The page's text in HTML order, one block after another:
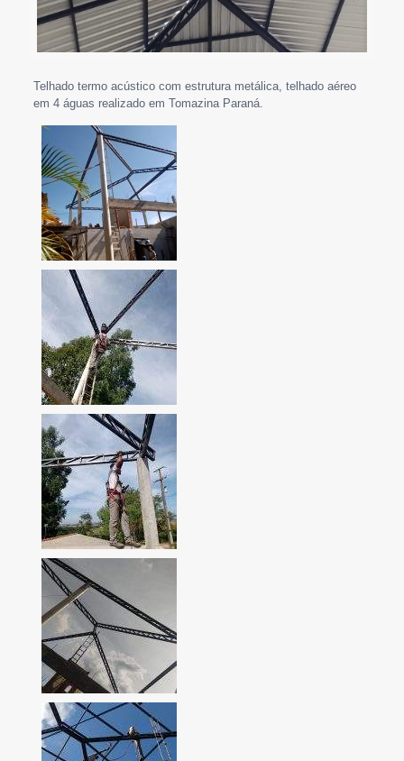
Telhado termo acústico com estrutura metálica, telhado aéreo
em 4 águas realizado em Tomazina Paraná.